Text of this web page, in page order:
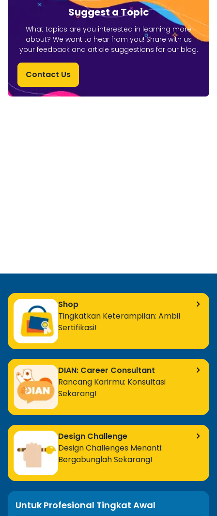
Suggest a Topic
What topics are you interested in learning more
about? We want to hear from you! Share with us
your feedback and article suggestions for our blog.
Contact Us
Shop
Tingkatkan Keterampilan: Ambil
Sertifikasi!
DIAN: Career Consultant
Rancang Karirmu: Konsultasi
Sekarang!
Design Challenge
Design Challenges Menanti:
Bergabunglah Sekarang!
Untuk Profesional Tingkat Awal